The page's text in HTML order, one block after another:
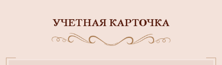
УЧЕТНАЯ КАРТОЧКА